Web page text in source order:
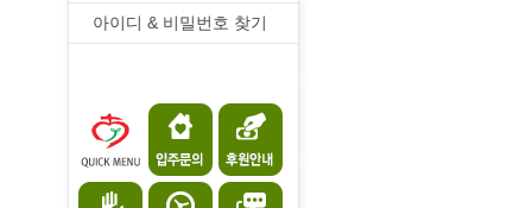
아이디 & 비밀번호 찾기